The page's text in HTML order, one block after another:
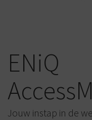
ENiQ
Jouw instap in de